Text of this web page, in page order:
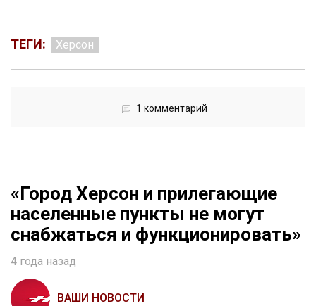
ТЕГИ: Херсон
1 комментарий
«Город Херсон и прилегающие
населенные пункты не могут
снабжаться и функционировать»
4 года назад
ВАШИ НОВОСТИ